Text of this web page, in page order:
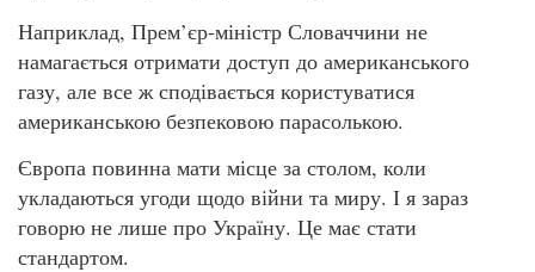
Наприклад, Прем’єр-міністр Словаччини не
намагається отримати доступ до американського
газу, але все ж сподівається користуватися
американською безпековою парасолькою.
Європа повинна мати місце за столом, коли
укладаються угоди щодо війни та миру. І я зараз
говорю не лише про Україну. Це має стати
стандартом.